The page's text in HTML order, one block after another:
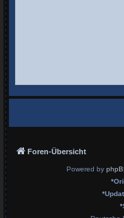
Foren-Übersicht
Powered by
*
*
*